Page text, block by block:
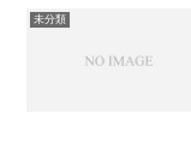
未分類